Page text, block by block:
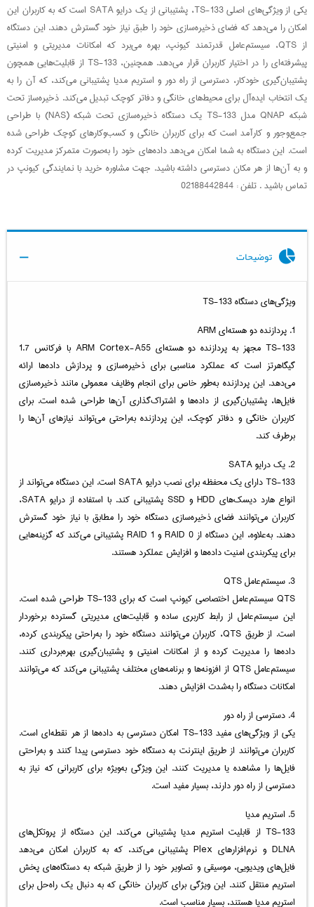
یکی از ویژگی‌های اصلی TS-133، پشتیبانی از یک درایو SATA است که به کاربران این
امکان را می‌دهد که فضای ذخیره‌سازی خود را طبق نیاز خود گسترش دهند. این دستگاه
از QTS، سیستم‌عامل قدرتمند کیونپ، بهره می‌برد که امکانات مدیریتی و امنیتی
پیشرفته‌ای را در اختیار کاربران قرار می‌دهد. همچنین، TS-133 از قابلیت‌هایی همچون
پشتیبان‌گیری خودکار، دسترسی از راه دور و استریم مدیا پشتیبانی می‌کند، که آن را به
یک انتخاب ایده‌آل برای محیط‌های خانگی و دفاتر کوچک تبدیل می‌کند. ذخیره‌ساز تحت
شبکه QNAP مدل TS-133 یک دستگاه ذخیره‌سازی تحت شبکه (NAS) با طراحی
جمع‌وجور و کارآمد است که برای کاربران خانگی و کسب‌وکارهای کوچک طراحی شده
است. این دستگاه به شما امکان می‌دهد داده‌های خود را به‌صورت متمرکز مدیریت کرده
و به آن‌ها از هر مکان دسترسی داشته باشید. جهت مشاوره خرید با نمایندگی کیونپ در
تماس باشید . تلفن : 02188442844
توضیحات
ویژگی‌های دستگاه TS-133
1. پردازنده دو هسته‌ای ARM
TS-133 مجهز به پردازنده دو هسته‌ای ARM Cortex-A55 با فرکانس 1.7
گیگاهرتز است که عملکرد مناسبی برای ذخیره‌سازی و پردازش داده‌ها ارائه
می‌دهد. این پردازنده به‌طور خاص برای انجام وظایف معمولی مانند ذخیره‌سازی
فایل‌ها، پشتیبان‌گیری از داده‌ها و اشتراک‌گذاری آن‌ها طراحی شده است. برای
کاربران خانگی و دفاتر کوچک، این پردازنده به‌راحتی می‌تواند نیازهای آن‌ها را
برطرف کند.
2. یک درایو SATA
TS-133 دارای یک محفظه برای نصب درایو SATA است. این دستگاه می‌تواند از
انواع هارد دیسک‌های HDD و SSD پشتیبانی کند. با استفاده از درایو SATA،
کاربران می‌توانند فضای ذخیره‌سازی دستگاه خود را مطابق با نیاز خود گسترش
دهند. به‌علاوه، این دستگاه از RAID 0 و RAID 1 پشتیبانی می‌کند که گزینه‌هایی
برای پیکربندی امنیت داده‌ها و افزایش عملکرد هستند.
3. سیستم‌عامل QTS
QTS سیستم‌عامل اختصاصی کیونپ است که برای TS-133 طراحی شده است.
این سیستم‌عامل از رابط کاربری ساده و قابلیت‌های مدیریتی گسترده برخوردار
است. از طریق QTS، کاربران می‌توانند دستگاه خود را به‌راحتی پیکربندی کرده،
داده‌ها را مدیریت کرده و از امکانات امنیتی و پشتیبان‌گیری بهره‌برداری کنند.
سیستم‌عامل QTS از افزونه‌ها و برنامه‌های مختلف پشتیبانی می‌کند که می‌توانند
امکانات دستگاه را به‌شدت افزایش دهند.
4. دسترسی از راه دور
یکی از ویژگی‌های مفید TS-133 امکان دسترسی به داده‌ها از هر نقطه‌ای است.
کاربران می‌توانند از طریق اینترنت به دستگاه خود دسترسی پیدا کنند و به‌راحتی
فایل‌ها را مشاهده یا مدیریت کنند. این ویژگی به‌ویژه برای کاربرانی که نیاز به
دسترسی از راه دور دارند، بسیار مفید است.
5. استریم مدیا
TS-133 از قابلیت استریم مدیا پشتیبانی می‌کند. این دستگاه از پروتکل‌های
DLNA و نرم‌افزارهای Plex پشتیبانی می‌کند، که به کاربران امکان می‌دهد
فایل‌های ویدیویی، موسیقی و تصاویر خود را از طریق شبکه به دستگاه‌های پخش
استریم منتقل کنند. این ویژگی برای کاربران خانگی که به دنبال یک راه‌حل برای
استریم مدیا هستند، بسیار مناسب است.